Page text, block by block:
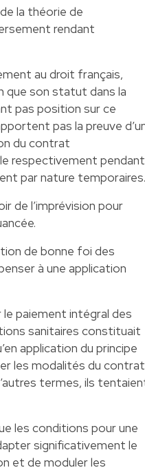
la théorie de
rendant
au droit français,
que son statut dans la
pas position sur ce
pas la preuve
du contrat
respectivement pendant
par nature temporaires.
de l’imprévision pour
de bonne foi des
à une application
le paiement intégral des
sanitaires constituait
application du principe
les modalités du contrat
termes, ils
les conditions pour une
significativement le
et de moduler les